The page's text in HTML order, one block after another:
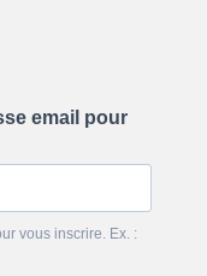
email pour
vous inscrire. Ex. :